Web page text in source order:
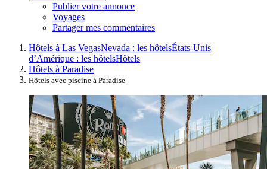
Publier votre annonce
Voyages
Partager mes commentaires
Hôtels à Las VegasNevada : les hôtelsÉtats-Unis
d’Amérique : les hôtelsHôtels
Hôtels à Paradise
Hôtels avec piscine à Paradise